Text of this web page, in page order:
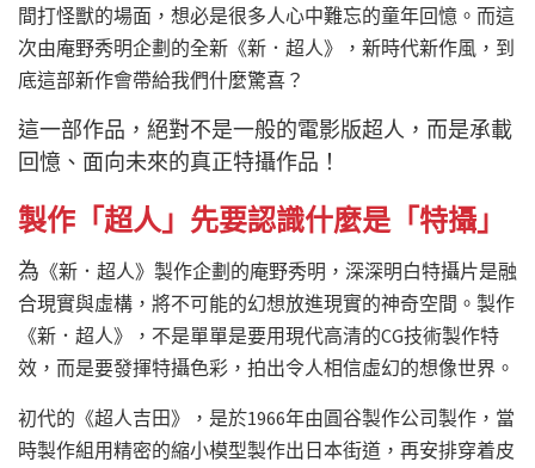
間打怪獸的場面，想必是很多人心中難忘的童年回憶。而這
次由庵野秀明企劃的全新《新．超人》，新時代新作風，到
底這部新作會帶給我們什麼驚喜？
這一部作品，絕對不是一般的電影版超人，而是承載
回憶、面向未來的真正特攝作品！
製作「超人」先要認識什麼是「特攝」
為 《新．超人》製作企劃的庵野秀明，深深明白特攝片是融
合現實與虛構，將不可能的幻想放進現實的神奇空間。製作
《新．超人》，不是單單是要用現代高清的CG技術製作特
效，而是要發揮特攝色彩，拍出令人相信虛幻的想像世界。
初代的《超人吉田》， 是於1966年由圓谷製作公司製作，當
時製作組用精密的縮小模型製作出日本街道，再安排穿着皮